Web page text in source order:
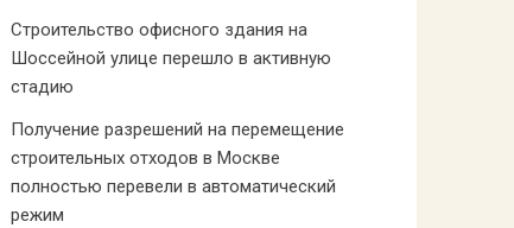
Строительство офисного здания на
Шоссейной улице перешло в активную
стадию
Получение разрешений на перемещение
строительных отходов в Москве
полностью перевели в автоматический
режим